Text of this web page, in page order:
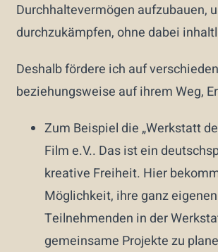
Durchhaltevermögen aufzubauen,
durchzukämpfen, ohne dabei
Deshalb fördere ich auf
beziehungsweise auf ihrem Weg,
Zum Beispiel die „Werkstatt
Film e.V.. Das ist ein
kreative Freiheit. Hier
Möglichkeit, ihre ganz
Teilnehmenden in der
gemeinsame Projekte zu